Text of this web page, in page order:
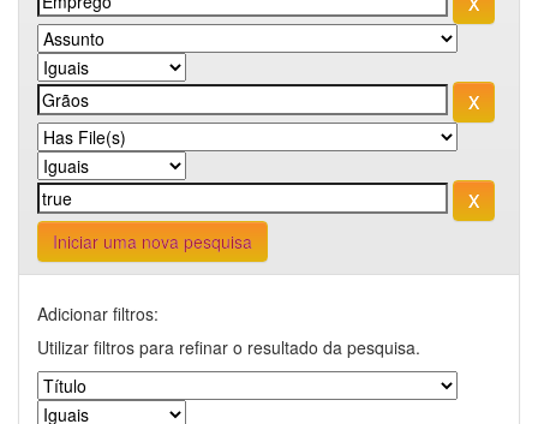
Iniciar uma nova pesquisa
Adicionar filtros:
Utilizar filtros para refinar o resultado da pesquisa.